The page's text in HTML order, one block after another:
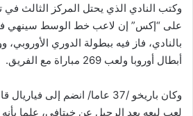
وكتب النادي الذي يحتل المركز الثالث
على “إكس” إن لاعب خط الوسط سينهي
بالنادي، فاز فيه ببطولة الدوري
أبطال أوروبا ولعب 269 مباراة مع الفريق.
وكان باريخو /37 عاما/ انضم إلى
لعب لبعه بعد الرحيل عن خيتافي، علما